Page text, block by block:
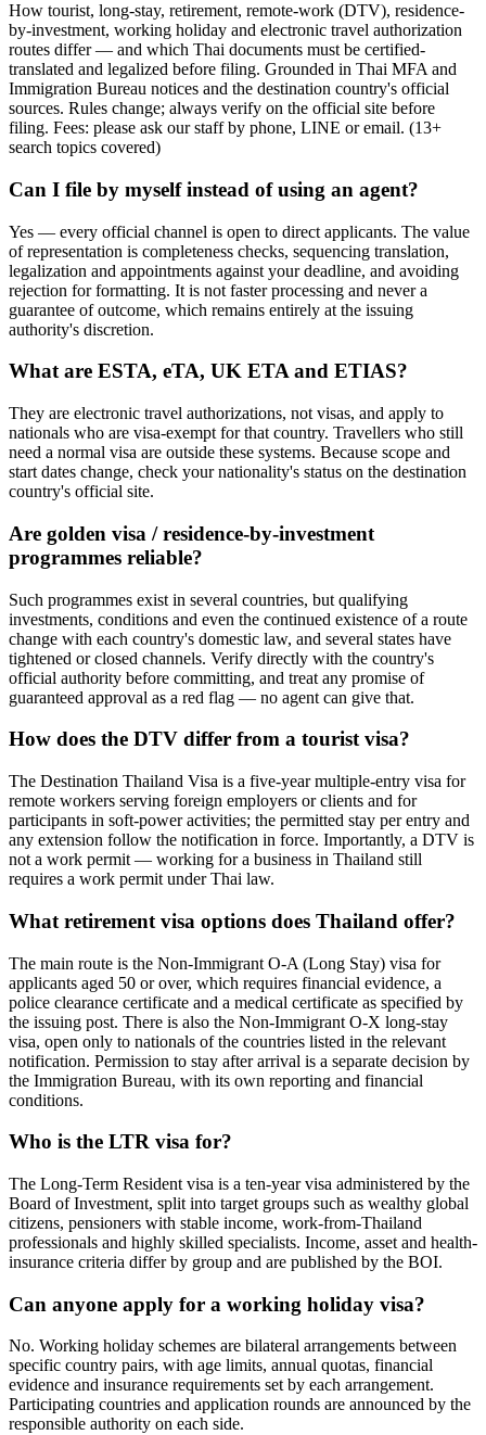
How tourist, long-stay, retirement, remote-work (DTV), residence-
by-investment, working holiday and electronic travel authorization
routes differ — and which Thai documents must be certified-
translated and legalized before filing. Grounded in Thai MFA and
Immigration Bureau notices and the destination country's official
sources. Rules change; always verify on the official site before
filing. Fees: please ask our staff by phone, LINE or email. (13+
search topics covered)
Can I file by myself instead of using an agent?
Yes — every official channel is open to direct applicants. The value
of representation is completeness checks, sequencing translation,
legalization and appointments against your deadline, and avoiding
rejection for formatting. It is not faster processing and never a
guarantee of outcome, which remains entirely at the issuing
authority's discretion.
What are ESTA, eTA, UK ETA and ETIAS?
They are electronic travel authorizations, not visas, and apply to
nationals who are visa-exempt for that country. Travellers who still
need a normal visa are outside these systems. Because scope and
start dates change, check your nationality's status on the destination
country's official site.
Are golden visa / residence-by-investment
programmes reliable?
Such programmes exist in several countries, but qualifying
investments, conditions and even the continued existence of a route
change with each country's domestic law, and several states have
tightened or closed channels. Verify directly with the country's
official authority before committing, and treat any promise of
guaranteed approval as a red flag — no agent can give that.
How does the DTV differ from a tourist visa?
The Destination Thailand Visa is a five-year multiple-entry visa for
remote workers serving foreign employers or clients and for
participants in soft-power activities; the permitted stay per entry and
any extension follow the notification in force. Importantly, a DTV is
not a work permit — working for a business in Thailand still
requires a work permit under Thai law.
What retirement visa options does Thailand offer?
The main route is the Non-Immigrant O-A (Long Stay) visa for
applicants aged 50 or over, which requires financial evidence, a
police clearance certificate and a medical certificate as specified by
the issuing post. There is also the Non-Immigrant O-X long-stay
visa, open only to nationals of the countries listed in the relevant
notification. Permission to stay after arrival is a separate decision by
the Immigration Bureau, with its own reporting and financial
conditions.
Who is the LTR visa for?
The Long-Term Resident visa is a ten-year visa administered by the
Board of Investment, split into target groups such as wealthy global
citizens, pensioners with stable income, work-from-Thailand
professionals and highly skilled specialists. Income, asset and health-
insurance criteria differ by group and are published by the BOI.
Can anyone apply for a working holiday visa?
No. Working holiday schemes are bilateral arrangements between
specific country pairs, with age limits, annual quotas, financial
evidence and insurance requirements set by each arrangement.
Participating countries and application rounds are announced by the
responsible authority on each side.